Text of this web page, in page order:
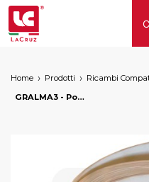
Home Prodotti
GRALMA3 - Porzioni nastro Alma liscio 3 tele, markets: []string{"A", "B", "AU"}